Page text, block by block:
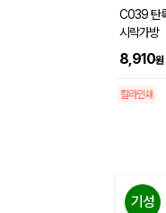
C039 탄
시락가방
8,910원
칼라인쇄
기성